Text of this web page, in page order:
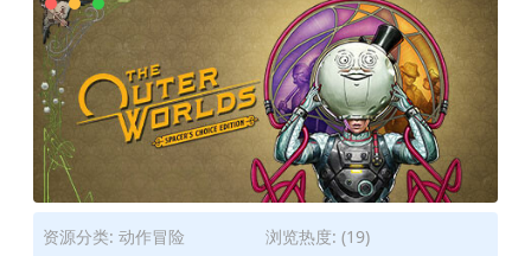
资源分类: 动作冒险
浏览热度: (19)